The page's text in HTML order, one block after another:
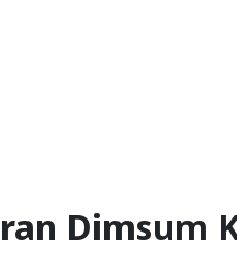
Dimsum